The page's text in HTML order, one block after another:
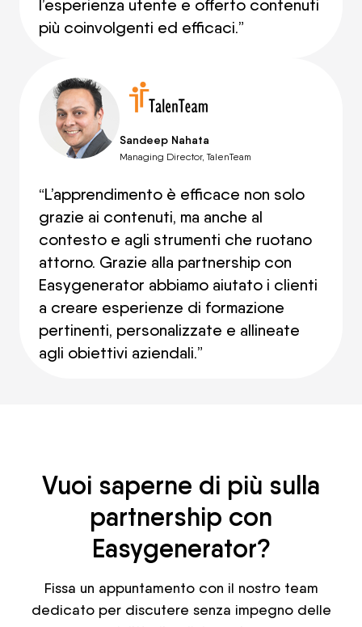
l’esperienza utente e offerto contenuti
più coinvolgenti ed efficaci.”
Sandeep Nahata
Managing Director, TalenTeam
“L’apprendimento è efficace non solo
grazie ai contenuti, ma anche al
contesto e agli strumenti che ruotano
attorno. Grazie alla partnership con
Easygenerator abbiamo aiutato i clienti
a creare esperienze di formazione
pertinenti, personalizzate e allineate
agli obiettivi aziendali.”
Vuoi saperne di più sulla
partnership con
Easygenerator?
Fissa un appuntamento con il nostro team
dedicato per discutere senza impegno delle